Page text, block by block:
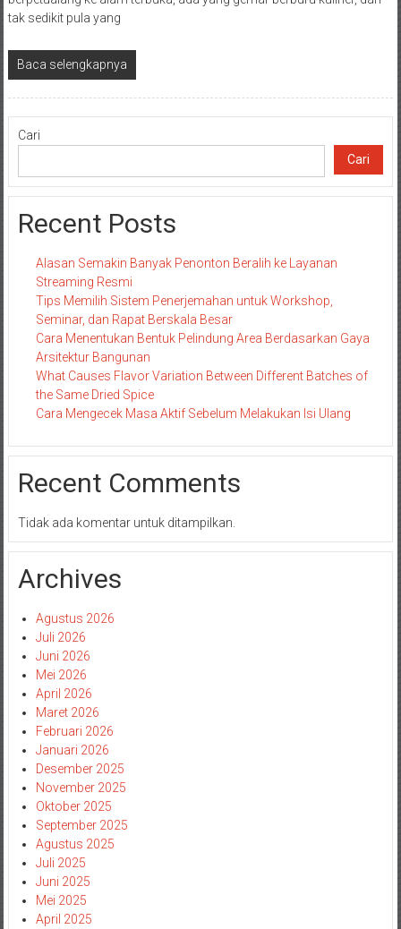
tak sedikit pula yang
Baca selengkapnya
Cari
Cari
Recent Posts
Alasan Semakin Banyak Penonton Beralih ke Layanan
Streaming Resmi
Tips Memilih Sistem Penerjemahan untuk Workshop,
Seminar, dan Rapat Berskala Besar
Cara Menentukan Bentuk Pelindung Area Berdasarkan Gaya
Arsitektur Bangunan
What Causes Flavor Variation Between Different Batches of
the Same Dried Spice
Cara Mengecek Masa Aktif Sebelum Melakukan Isi Ulang
Recent Comments
Tidak ada komentar untuk ditampilkan.
Archives
Agustus 2026
Juli 2026
Juni 2026
Mei 2026
April 2026
Maret 2026
Februari 2026
Januari 2026
Desember 2025
November 2025
Oktober 2025
September 2025
Agustus 2025
Juli 2025
Juni 2025
Mei 2025
April 2025